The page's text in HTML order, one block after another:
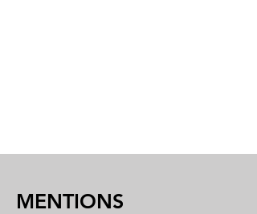
MENTIONS